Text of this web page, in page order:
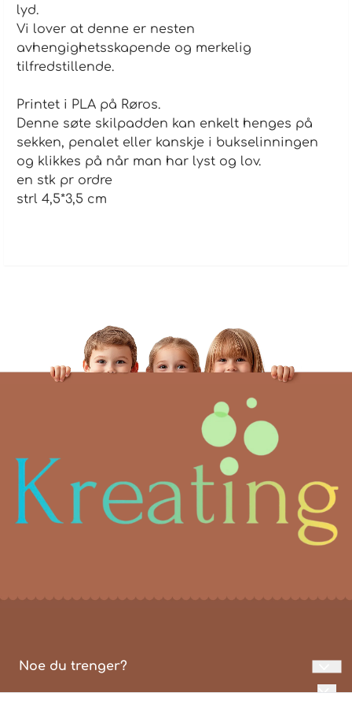
lyd.
Vi lover at denne er nesten
avhengighetsskapende og merkelig
tilfredstillende.
Printet i PLA på Røros.
Denne søte skilpadden kan enkelt henges på
sekken, penalet eller kanskje i bukselinningen
og klikkes på når man har lyst og lov.
en stk pr ordre
strl 4,5*3,5 cm
Noe du trenger?
Personvern